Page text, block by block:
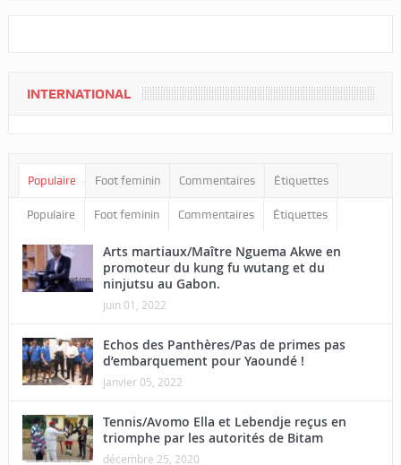
INTERNATIONAL
Populaire Foot feminin Commentaires Étiquettes
Populaire Foot feminin Commentaires Étiquettes
Arts martiaux/Maître Nguema Akwe en
promoteur du kung fu wutang et du
ninjutsu au Gabon.
juin 01, 2022
Echos des Panthères/Pas de primes pas
d’embarquement pour Yaoundé !
janvier 05, 2022
Tennis/Avomo Ella et Lebendje reçus en
triomphe par les autorités de Bitam
décembre 25, 2020